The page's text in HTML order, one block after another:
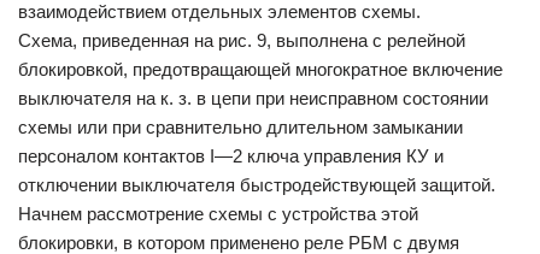
взаимодействием отдельных элементов схемы.
Схема, приведенная на рис. 9, выполнена с релейной
блокировкой, предотвращающей многократное включение
выключателя на к. з. в цепи при неисправном состоянии
схемы или при сравнительно длительном замыкании
персоналом контактов I—2 ключа управления КУ и
отключении выключателя быстродействующей защитой.
Начнем рассмотрение схемы с устройства этой
блокировки, в котором применено реле РБМ с двумя